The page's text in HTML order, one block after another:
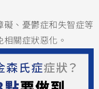
礙、憂鬱症和失智症等
關症狀惡化。